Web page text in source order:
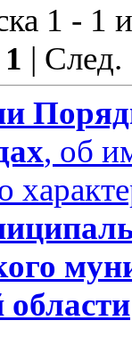
1 - 1
1 |
, об
области